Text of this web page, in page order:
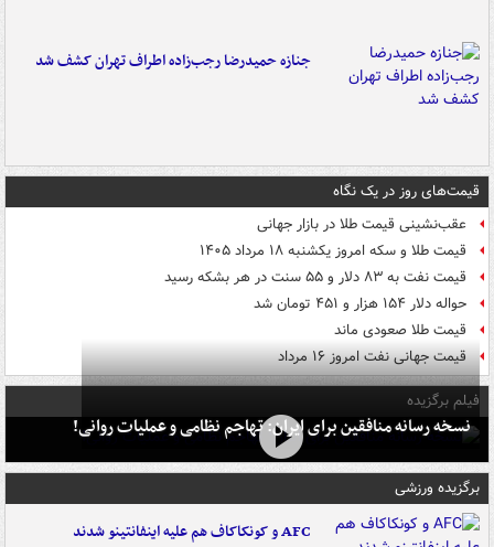
جنازه حمیدرضا رجب‌زاده اطراف تهران کشف شد
قیمت‌های روز در یک نگاه
عقب‌نشینی قیمت طلا در بازار جهانی
قیمت طلا و سکه امروز یکشنبه ۱۸ مرداد ۱۴۰۵
قیمت نفت به ۸۳ دلار و ۵۵ سنت در هر بشکه رسید
حواله دلار ۱۵۴ هزار و ۴۵۱ تومان شد
قیمت طلا صعودی ماند
قیمت جهانی نفت امروز ۱۶ مرداد
فیلم برگزیده
نسخه رسانه منافقین برای ایران: تهاجم نظامی و عملیات روانی!
برگزیده ورزشی
AFC و کونکاکاف هم علیه اینفانتینو شدند